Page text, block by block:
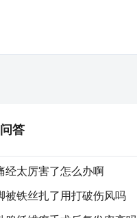
答
经太厉害了怎么办啊
被铁丝扎了用打破伤风吗